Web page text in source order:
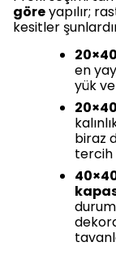
göreyapılır;
kesitler
en
yük
biraz
tercih